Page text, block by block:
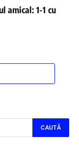
amical: 1-1 cu